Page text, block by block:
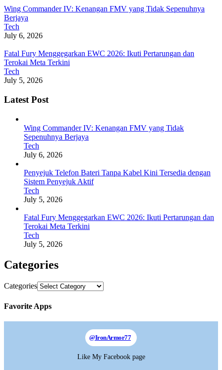
Wing Commander IV: Kenangan FMV yang Tidak Sepenuhnya
Berjaya
Tech
July 6, 2026
Fatal Fury Menggegarkan EWC 2026: Ikuti Pertarungan dan
Terokai Meta Terkini
Tech
July 5, 2026
Latest Post
Wing Commander IV: Kenangan FMV yang Tidak
Sepenuhnya Berjaya
Tech
July 6, 2026
Penyejuk Telefon Bateri Tanpa Kabel Kini Tersedia dengan
Sistem Penyejuk Aktif
Tech
July 5, 2026
Fatal Fury Menggegarkan EWC 2026: Ikuti Pertarungan dan
Terokai Meta Terkini
Tech
July 5, 2026
Categories
Categories
Favorite Apps
@IronArmor77
Like My Facebook page